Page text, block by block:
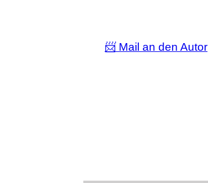
📨 Mail an den Autor